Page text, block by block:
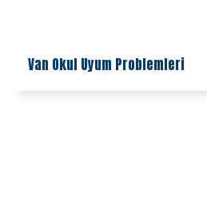
Van Okul Uyum Problemleri